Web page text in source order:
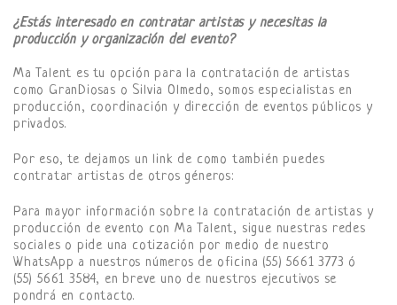
¿Estás interesado en contratar artistas y necesitas la
producción y organización del evento?
Ma Talent es tu opción para la contratación de artistas
como GranDiosas o Silvia Olmedo, somos especialistas en
producción, coordinación y dirección de eventos públicos y
privados.
Por eso, te dejamos un link de como también puedes
contratar artistas de otros géneros:
Para mayor información sobre la contratación de artistas y
producción de evento con Ma Talent, sigue nuestras redes
sociales o pide una cotización por medio de nuestro
WhatsApp a nuestros números de oficina (55) 5661 3773 ó
(55) 5661 3584, en breve uno de nuestros ejecutivos se
pondrá en contacto.